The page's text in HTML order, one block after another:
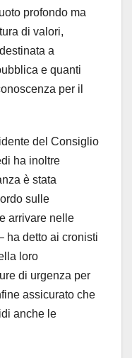
profondo ma
di valori,
a
e quanti
per il
del Consiglio
ha inoltre
è stata
sulle
arrivare nelle
ha detto ai cronisti
loro
di urgenza per
assicurato che
anche le